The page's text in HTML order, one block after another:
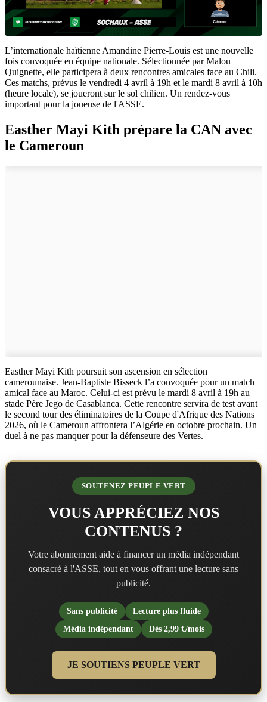
L’internationale haïtienne Amandine Pierre-Louis est une nouvelle
fois convoquée en équipe nationale. Sélectionnée par Malou
Quignette, elle participera à deux rencontres amicales face au Chili.
Ces matchs, prévus le vendredi 4 avril à 19h et le mardi 8 avril à 10h
(heure locale), se joueront sur le sol chilien. Un rendez-vous
important pour la joueuse de l'ASSE.
Easther Mayi Kith prépare la CAN avec
le Cameroun
Easther Mayi Kith poursuit son ascension en sélection
camerounaise. Jean-Baptiste Bisseck l’a convoquée pour un match
amical face au Maroc. Celui-ci est prévu le mardi 8 avril à 19h au
stade Père Jego de Casablanca. Cette rencontre servira de test avant
le second tour des éliminatoires de la Coupe d'Afrique des Nations
2026, où le Cameroun affrontera l’Algérie en octobre prochain. Un
duel à ne pas manquer pour la défenseure des Vertes.
SOUTENEZ PEUPLE VERT
VOUS APPRÉCIEZ NOS
CONTENUS ?
Votre abonnement aide à financer un média indépendant
consacré à l'ASSE, tout en vous offrant une lecture sans
publicité.
Sans publicité
Lecture plus fluide
Média indépendant
Dès 2,99 €/mois
JE SOUTIENS PEUPLE VERT